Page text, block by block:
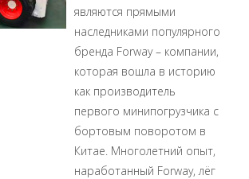
являются прямыми
наследниками популярного
бренда Forway – компании,
которая вошла в историю
как производитель
первого минипогрузчика с
бортовым поворотом в
Китае. Многолетний опыт,
наработанный Forway, лёг